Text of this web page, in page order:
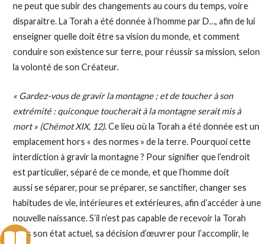
ne peut que subir des changements au cours du temps, voire
disparaitre. La Torah a été donnée à l’homme par D…, afin de lui
enseigner quelle doit être sa vision du monde, et comment
conduire son existence sur terre, pour réussir sa mission, selon
la volonté de son Créateur.
« Gardez-vous de gravir la montagne ; et de toucher à son
extrémité : quiconque toucherait à la montagne serait mis à
mort » (Chémot XIX, 12). Ce lieu où la Torah a été donnée est un
emplacement hors « des normes » de la terre. Pourquoi cette
interdiction à gravir la montagne ? Pour signifier que l’endroit
est particulier, séparé de ce monde, et que l’homme doit
aussi se séparer, pour se préparer, se sanctifier, changer ses
habitudes de vie, intérieures et extérieures, afin d’accéder à une
nouvelle naissance. S’il n’est pas capable de recevoir la Torah
dans son état actuel, sa décision d’œuvrer pour l’accomplir, le